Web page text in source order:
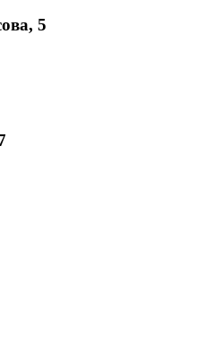
5